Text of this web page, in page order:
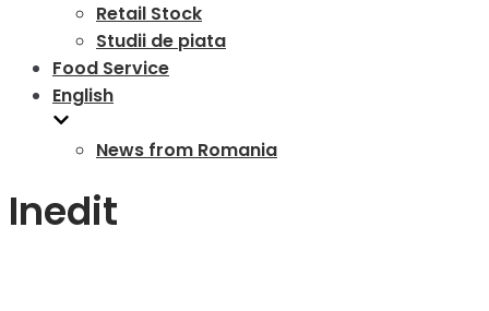
Retail Stock
Studii de piata
Food Service
English
News from Romania
Inedit